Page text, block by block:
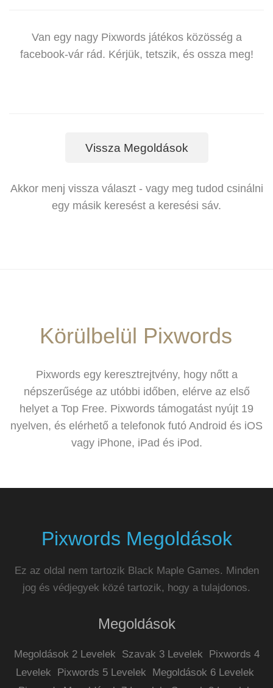
Van egy nagy Pixwords játékos közösség a
facebook-vár rád. Kérjük, tetszik, és ossza meg!
Vissza Megoldások
Akkor menj vissza választ - vagy meg tudod csinálni
egy másik keresést a keresési sáv.
Körülbelül Pixwords
Pixwords egy keresztrejtvény, hogy nőtt a
népszerűsége az utóbbi időben, elérve az első
helyet a Top Free. Pixwords támogatást nyújt 19
nyelven, és elérhető a telefonok futó Android és iOS
vagy iPhone, iPad és iPod.
Pixwords Megoldások
Ez az oldal nem tartozik Black Maple Games. Minden
jog és védjegyek közé tartozik, hogy a tulajdonos.
Megoldások
Megoldások 2 Levelek Szavak 3 Levelek
Pixwords 4
Levelek
Pixwords 5 Levelek
Megoldások 6 Levelek